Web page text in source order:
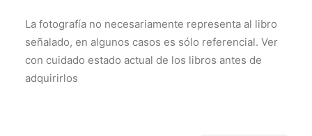
La fotografía no necesariamente representa al libro
señalado, en algunos casos es sólo referencial. Ver
con cuidado estado actual de los libros antes de
adquirirlos